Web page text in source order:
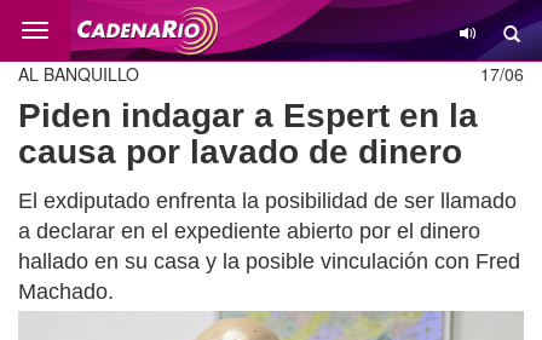
Cambio
17/06
AL BANQUILLO
Piden indagar a Espert en la
causa por lavado de dinero
El exdiputado enfrenta la posibilidad de ser llamado
a declarar en el expediente abierto por el dinero
hallado en su casa y la posible vinculación con Fred
Machado.